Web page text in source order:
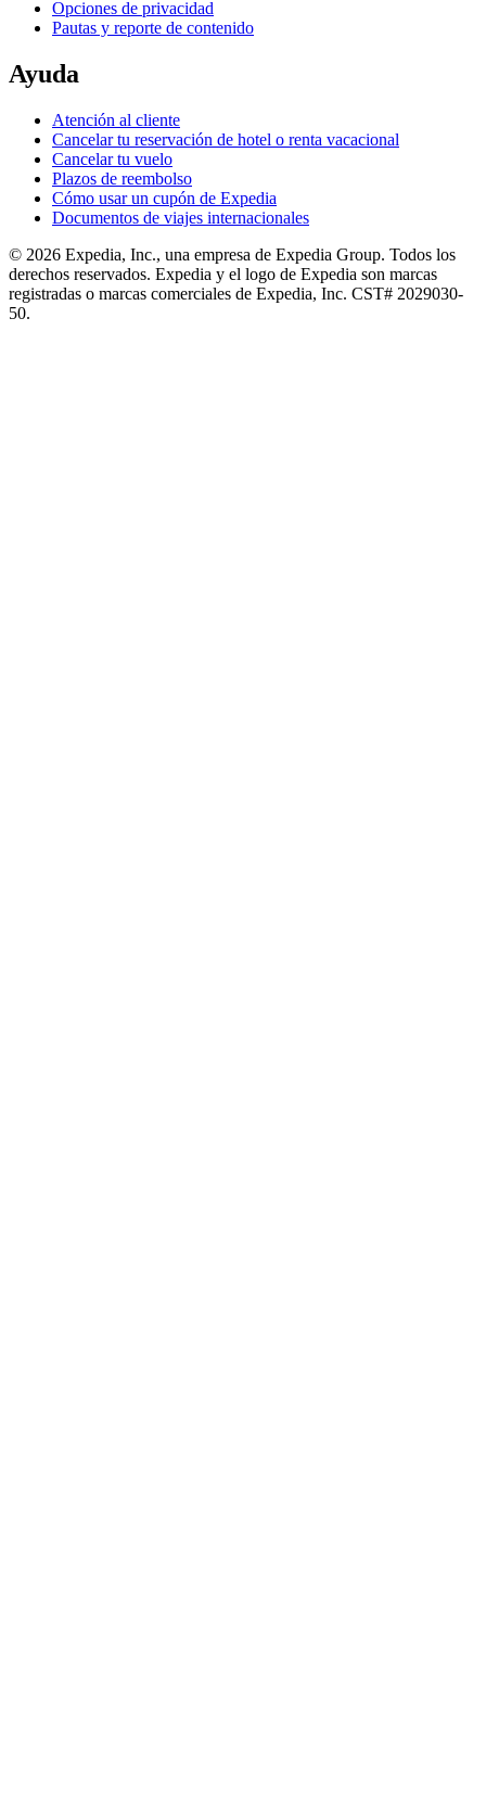
Opciones de privacidad
Pautas y reporte de contenido
Ayuda
Atención al cliente
Cancelar tu reservación de hotel o renta vacacional
Cancelar tu vuelo
Plazos de reembolso
Cómo usar un cupón de Expedia
Documentos de viajes internacionales
© 2026 Expedia, Inc., una empresa de Expedia Group. Todos los
derechos reservados. Expedia y el logo de Expedia son marcas
registradas o marcas comerciales de Expedia, Inc. CST# 2029030-
50.